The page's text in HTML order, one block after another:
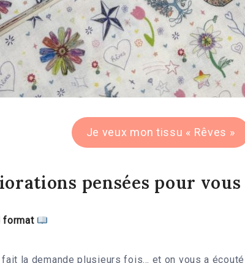
Je veux mon tissu « Rêves »
pensées pour vous
format
la demande plusieurs fois… et on vous a